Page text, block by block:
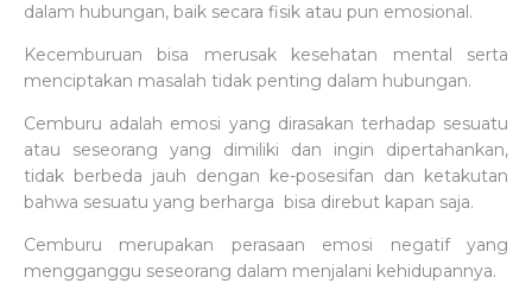
dalam hubungan, baik secara fisik atau pun emosional.
Kecemburuan bisa merusak kesehatan mental serta
menciptakan masalah tidak penting dalam hubungan.
Cemburu adalah emosi yang dirasakan terhadap sesuatu
atau seseorang yang dimiliki dan ingin dipertahankan,
tidak berbeda jauh dengan ke-posesifan dan ketakutan
bahwa sesuatu yang berharga bisa direbut kapan saja.
Cemburu merupakan perasaan emosi negatif yang
mengganggu seseorang dalam menjalani kehidupannya.